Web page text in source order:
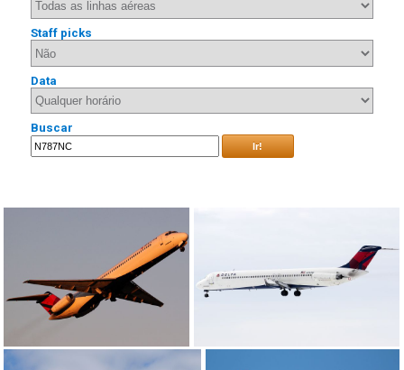
Staff picks
Data
Buscar
Ir!